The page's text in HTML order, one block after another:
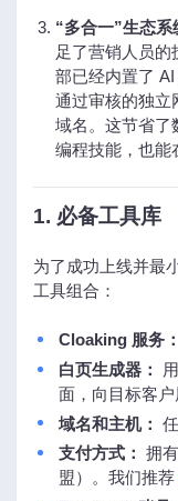
“多合一”生态系
足了营销人员
部已经内置了
通过审核的独立
域名。这节省了
编程技能，也能
1. 必备工具库
为了成功上线并最
工具组合：
Cloaking 服务：
白页生成器：
面，向目标客户
域名和主机：
支付方式： 拥
盟）。我们推荐